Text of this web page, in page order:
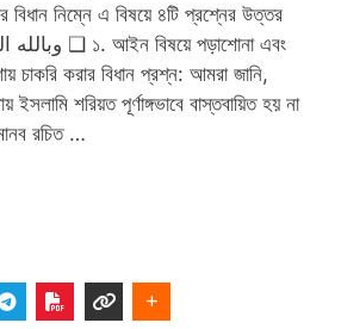
বিধান নিম্নে এ বিষয়ে ৪টি প্রশ্নের উত্তর
চাকরি করার বিধান প্রশ্ন: আমরা জানি,
ইসলামি শরিয়ত পূর্ণাঙ্গভাবে বাস্তবায়িত হয় না
রচিত …